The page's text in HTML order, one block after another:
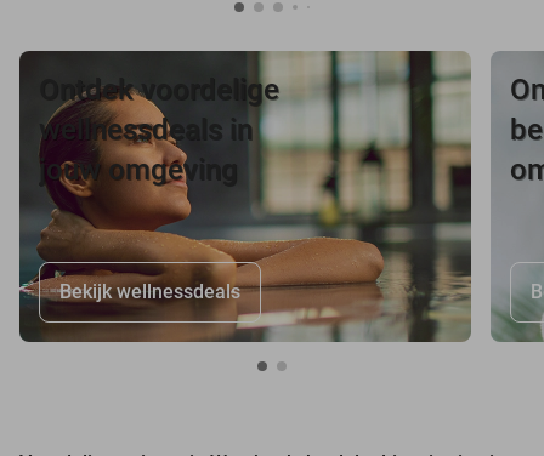
Ontdek voordelige
wellnessdeals in
jouw omgeving
Bekijk wellnessdeals